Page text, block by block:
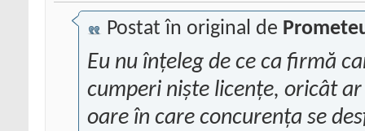
Postat în original de
Eu nu înțeleg de ce ca firmă
cumperi niște licențe, oricât
oare în care concurența se